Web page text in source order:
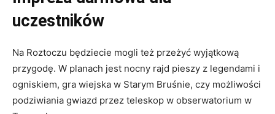
uczestników
Na Roztoczu będziecie mogli też przeżyć wyjątkową
przygodę. W planach jest nocny rajd pieszy z legendami i
ogniskiem, gra wiejska w Starym Bruśnie, czy możliwości
podziwiania gwiazd przez teleskop w obserwatorium w